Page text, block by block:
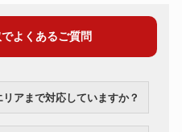
73,500円
105,000円
よくあるご質問
リアまで対応していますか？